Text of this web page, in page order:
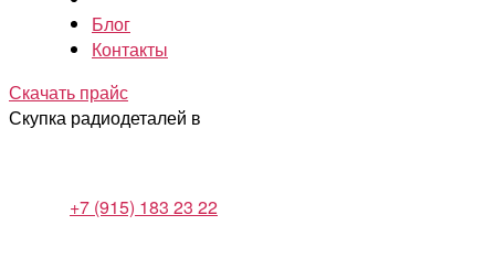
Блог
Контакты
Скачать прайс
Скупка радиодеталей в
+7 (915) 183 23 22